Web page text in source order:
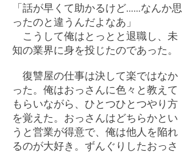
「話が早くて助かるけど……なんか思
ったのと違うんだよなあ」
こうして俺はとっとと退職し、未
知の業界に身を投じたのであった。
復讐屋の仕事は決して楽ではなか
った。俺はおっさんに色々と教えて
もらいながら、ひとつひとつやり方
を覚えた。おっさんはどちらかとい
うと営業が得意で、俺は他人を陥れ
るのが大好き。ずんぐりしたおっさ